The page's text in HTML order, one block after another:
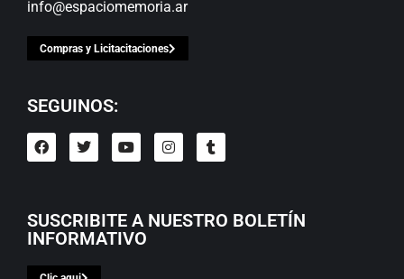
info@espaciomemoria.ar
Compras y Licitacitaciones
SEGUINOS:
SUSCRIBITE A NUESTRO BOLETÍN
INFORMATIVO